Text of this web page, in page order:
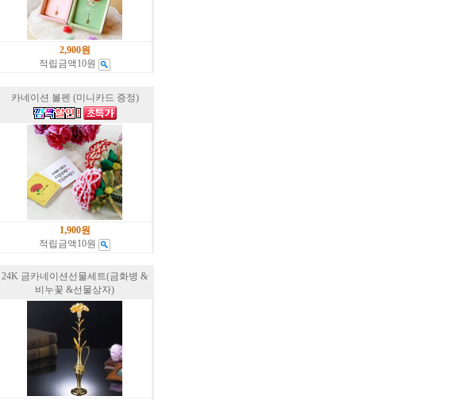
2,900원
적립금액10원
카네이션 볼펜 (미니카드 증정)
1,900원
적립금액10원
24K 금카네이션선물세트(금화병 &
비누꽃 &선물상자)